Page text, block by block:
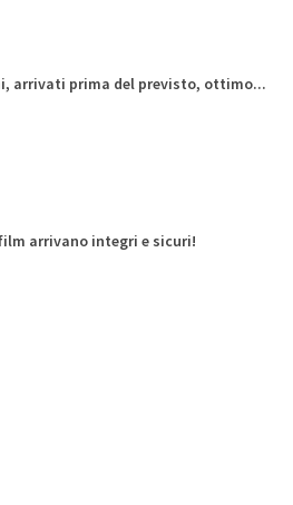
arrivati prima del previsto, ottimo...
arrivano integri e sicuri!